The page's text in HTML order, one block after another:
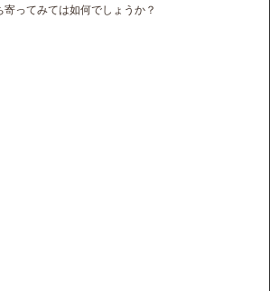
ってみては如何でしょうか？